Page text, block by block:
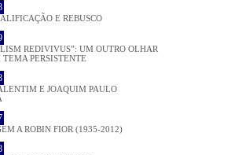
E REBUSCO
REDIVIVUS”: UM OUTRO OLHAR
TEMA PERSISTENTE
E JOAQUIM PAULO
A ROBIN FIOR (1935-2012)